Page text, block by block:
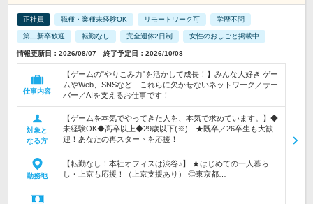
正社員 職種・業種未経験OK リモートワーク可 学歴不問
第二新卒歓迎 転勤なし 完全週休2日制 女性のおしごと掲載中
情報更新日：2026/08/07 終了予定日：2026/10/08
仕事内容
【ゲームの"やりこみ力"を活かして成長！】みんな大好き ゲー
ムやWeb、SNSなど…これらに欠かせないネットワーク／サー
バー／AIを支えるお仕事です！
対象と
なる方
【ゲームを本気でやってきた人を、本気で求めています。】◆
未経験OK◆高卒以上◆29歳以下(※) ★既卒／26卒生も大歓
迎！あなたの再スタートを応援！
勤務地
【転勤なし！本社オフィスは渋谷♪】 ★はじめての一人暮ら
し・上京も応援！（上京支援あり） ◎東京都…